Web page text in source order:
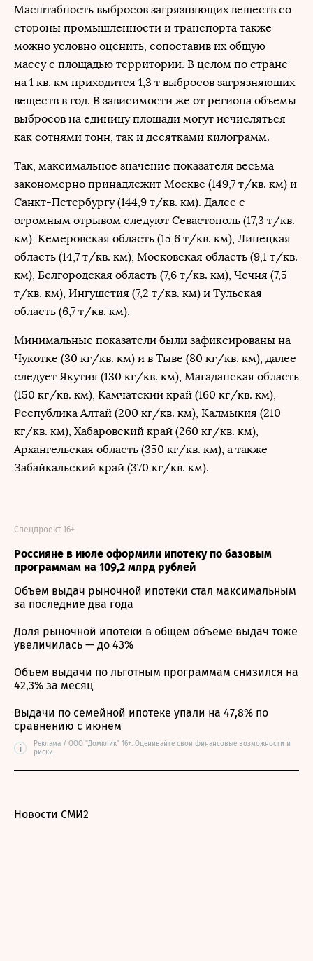
Масштабность выбросов загрязняющих веществ со
стороны промышленности и транспорта также
можно условно оценить, сопоставив их общую
массу с площадью территории. В целом по стране
на 1 кв. км приходится 1,3 т выбросов загрязняющих
веществ в год. В зависимости же от региона объемы
выбросов на единицу площади могут исчисляться
как сотнями тонн, так и десятками килограмм.
Так, максимальное значение показателя весьма
закономерно принадлежит Москве (149,7 т/кв. км) и
Санкт-Петербургу (144,9 т/кв. км). Далее с
огромным отрывом следуют Севастополь (17,3 т/кв.
км), Кемеровская область (15,6 т/кв. км), Липецкая
область (14,7 т/кв. км), Московская область (9,1 т/кв.
км), Белгородская область (7,6 т/кв. км), Чечня (7,5
т/кв. км), Ингушетия (7,2 т/кв. км) и Тульская
область (6,7 т/кв. км).
Минимальные показатели были зафиксированы на
Чукотке (30 кг/кв. км) и в Тыве (80 кг/кв. км), далее
следует Якутия (130 кг/кв. км), Магаданская область
(150 кг/кв. км), Камчатский край (160 кг/кв. км),
Республика Алтай (200 кг/кв. км), Калмыкия (210
кг/кв. км), Хабаровский край (260 кг/кв. км),
Архангельская область (350 кг/кв. км), а также
Забайкальский край (370 кг/кв. км).
Россияне в июле оформили ипотеку по базовым
программам на 109,2 млрд рублей
Спецпроект 16+
Объем выдач рыночной ипотеки стал максимальным
за последние два года
Доля рыночной ипотеки в общем объеме выдач тоже
увеличилась — до 43%
Объем выдачи по льготным программам снизился на
42,3% за месяц
Выдачи по семейной ипотеке упали на 47,8% по
сравнению с июнем
i
Реклама / ООО "Домклик" 16+. Оценивайте свои финансовые возможности и
риски
Новости СМИ2